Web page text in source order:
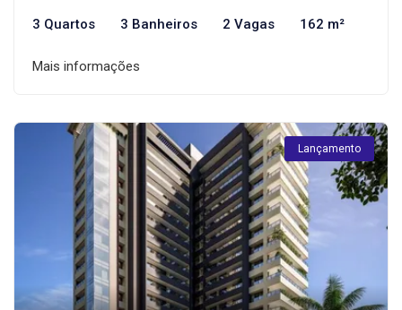
3 Quartos 3 Banheiros 2 Vagas 162 m²
Mais informações
Lançamento